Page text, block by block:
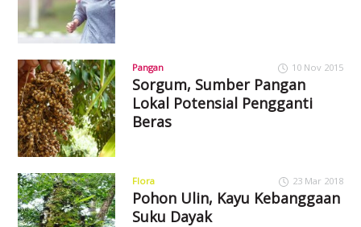
Pangan 10 Nov 2015
Sorgum, Sumber Pangan
Lokal Potensial Pengganti
Beras
Flora 23 Mar 2018
Pohon Ulin, Kayu Kebanggaan
Suku Dayak